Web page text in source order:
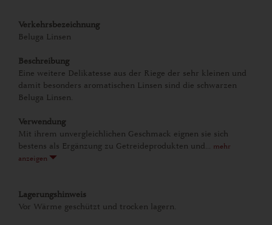
Verkehrsbezeichnung
Beluga Linsen
Beschreibung
Eine weitere Delikatesse aus der Riege der sehr kleinen und
damit besonders aromatischen Linsen sind die schwarzen
Beluga Linsen.
Verwendung
Mit ihrem unvergleichlichen Geschmack eignen sie sich
bestens als Ergänzung zu Getreideprodukten und... mehr
anzeigen
Lagerungshinweis
Vor Wärme geschützt und trocken lagern.